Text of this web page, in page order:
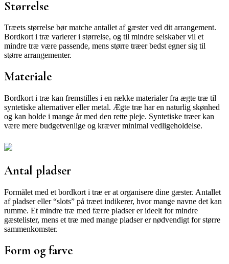
Størrelse
Træets størrelse bør matche antallet af gæster ved dit arrangement.
Bordkort i træ varierer i størrelse, og til mindre selskaber vil et
mindre træ være passende, mens større træer bedst egner sig til
større arrangementer.
Materiale
Bordkort i træ kan fremstilles i en række materialer fra ægte træ til
syntetiske alternativer eller metal. Ægte træ har en naturlig skønhed
og kan holde i mange år med den rette pleje. Syntetiske træer kan
være mere budgetvenlige og kræver minimal vedligeholdelse.
Antal pladser
Formålet med et bordkort i træ er at organisere dine gæster. Antallet
af pladser eller “slots” på træet indikerer, hvor mange navne det kan
rumme. Et mindre træ med færre pladser er ideelt for mindre
gæstelister, mens et træ med mange pladser er nødvendigt for større
sammenkomster.
Form og farve